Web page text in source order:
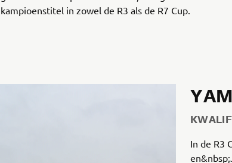
kampioenstitel in zowel de R3 als de R7 Cup.
In de R3